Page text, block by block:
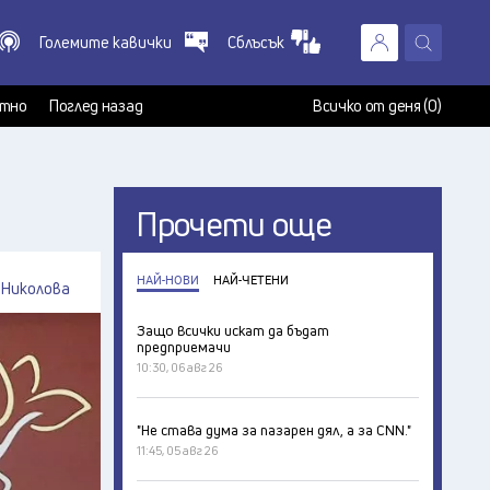
X
Големите кавички Сблъсък
Поглед назад Всичко от деня (0)
Прочети още
НАЙ-НОВИ НАЙ-ЧЕТЕНИ
Защо всички искат да бъдат
предприемачи
10:30, 06 авг 26
"Не става дума за пазарен дял, а за CNN."
11:45, 05 авг 26